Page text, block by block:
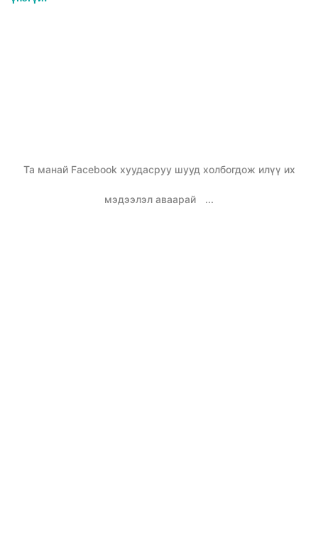
Та манай Facebook хуудасруу шууд холбогдож илүү их
мэдээлэл аваарай ...